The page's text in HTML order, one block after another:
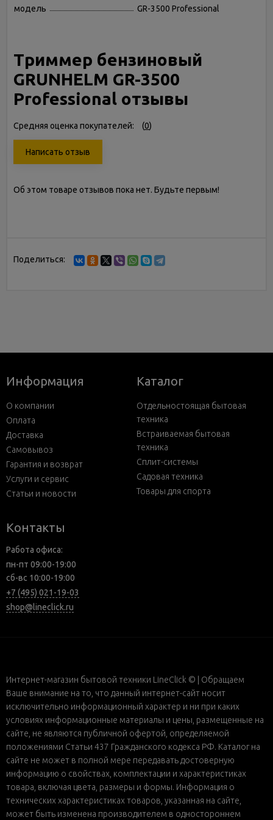
модель
GR-3500 Professional
Триммер бензиновый
GRUNHELM GR-3500
Professional отзывы
Средняя оценка покупателей: (0)
Написать отзыв
Об этом товаре отзывов пока нет. Будьте первым!
Поделиться:
Информация
О компании
Оплата
Доставка
Самовывоз
Гарантия и возврат
Услуги и сервис
Статьи и новости
Каталог
Отдельностоящая бытовая
техника
Встраиваемая бытовая
техника
Сплит-системы
Садовая техника
Товары для спорта
Контакты
Работа офиса:
пн-пт 09:00-19:00
сб-вс 10:00-19:00
+7 (495) 021-19-03
shop@lineclick.ru
Интернет-магазин бытовой техники LineClick © | Обращаем
Ваше внимание на то, что данный интернет-сайт носит
исключительно информационный характер и ни при каких
условиях информационные материалы и цены, размещенные на
сайте, не являются публичной офертой, определяемой
положениями Статьи 437 Гражданского кодекса РФ. Каталог на
сайте не может в полной мере передавать достоверную
информацию о свойствах, комплектации и характеристиках
товара, включая цвета, размеры и формы. Информация о
технических характеристиках товаров, указанная на сайте,
может быть изменена производителем в одностороннем